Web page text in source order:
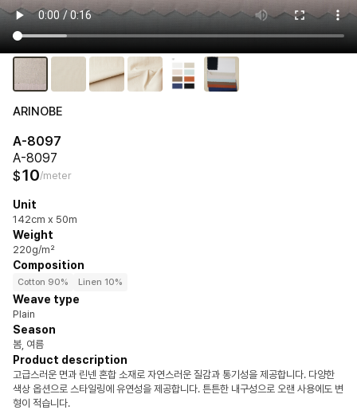
ARINOBE
A-8097
A-8097
$10/meter
Unit
142cm x 50m
Weight
220g/m²
Composition
Cotton 90% Linen 10%
Weave type
Plain
Season
봄, 여름
Product description
고급스러운 면과 린넨 혼합 소재로 자연스러운 질감과 통기성을 제공합니다. 다양한
색상 옵션으로 스타일링에 유연성을 제공합니다. 튼튼한 내구성으로 오랜 사용에도 변
형이 적습니다.